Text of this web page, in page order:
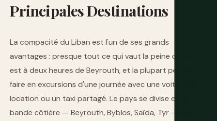
PrincipalesDestinations
La compacité du Liban est l'un de ses grands
avantages : presque tout ce qui vaut la peine d'être vu
est à deux heures de Beyrouth, et la plupart peut se
faire en excursions d'une journée avec une voiture de
location ou un taxi partagé. Le pays se divise en la
bande côtière — Beyrouth, Byblos, Saïda, Tyr — les